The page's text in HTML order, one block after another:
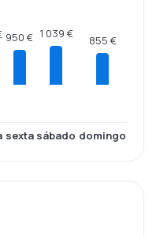
950 €
sexta
1 039 €
sábado
855 €
domingo